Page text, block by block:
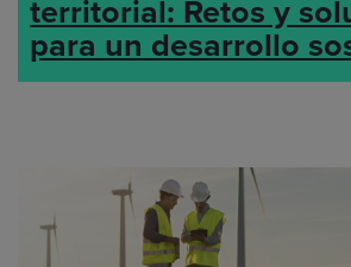
territorial: Retos y
para un desarrollo